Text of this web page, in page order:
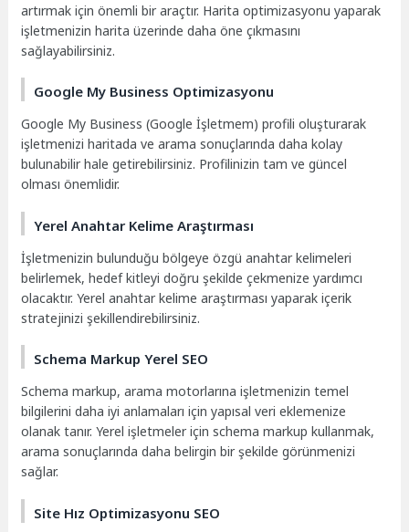
artırmak için önemli bir araçtır. Harita optimizasyonu yaparak
işletmenizin harita üzerinde daha öne çıkmasını
sağlayabilirsiniz.
Google My Business Optimizasyonu
Google My Business (Google İşletmem) profili oluşturarak
işletmenizi haritada ve arama sonuçlarında daha kolay
bulunabilir hale getirebilirsiniz. Profilinizin tam ve güncel
olması önemlidir.
Yerel Anahtar Kelime Araştırması
İşletmenizin bulunduğu bölgeye özgü anahtar kelimeleri
belirlemek, hedef kitleyi doğru şekilde çekmenize yardımcı
olacaktır. Yerel anahtar kelime araştırması yaparak içerik
stratejinizi şekillendirebilirsiniz.
Schema Markup Yerel SEO
Schema markup, arama motorlarına işletmenizin temel
bilgilerini daha iyi anlamaları için yapısal veri eklemenize
olanak tanır. Yerel işletmeler için schema markup kullanmak,
arama sonuçlarında daha belirgin bir şekilde görünmenizi
sağlar.
Site Hız Optimizasyonu SEO